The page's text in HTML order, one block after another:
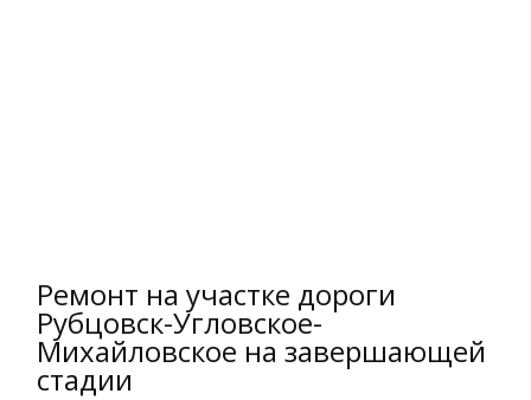
Ремонт на участке дороги
Рубцовск-Угловское-
Михайловское на завершающей
стадии